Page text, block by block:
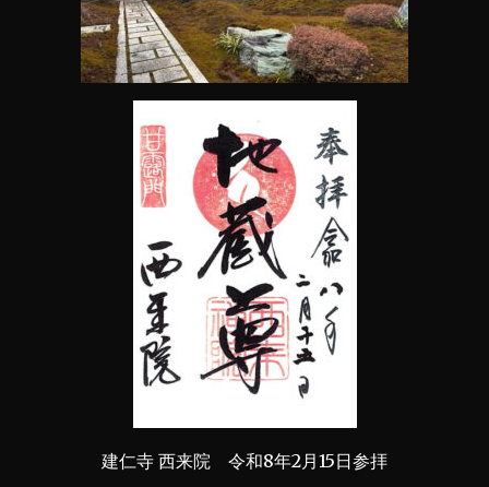
建仁寺 西来院 令和8年2月15日参拝